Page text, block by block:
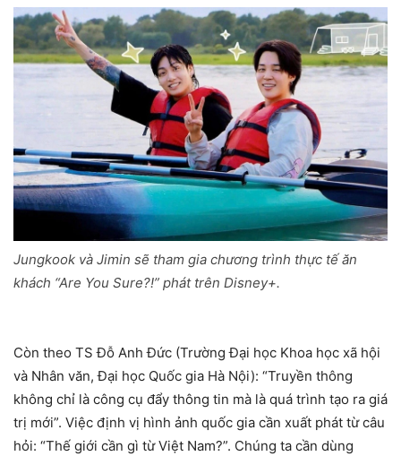
Jungkook và Jimin sẽ tham gia chương trình thực tế ăn
khách “Are You Sure?!” phát trên Disney+.
Còn theo TS Đỗ Anh Đức (Trường Đại học Khoa học xã hội
và Nhân văn, Đại học Quốc gia Hà Nội): “Truyền thông
không chỉ là công cụ đẩy thông tin mà là quá trình tạo ra giá
trị mới”. Việc định vị hình ảnh quốc gia cần xuất phát từ câu
hỏi: “Thế giới cần gì từ Việt Nam?”. Chúng ta cần dùng